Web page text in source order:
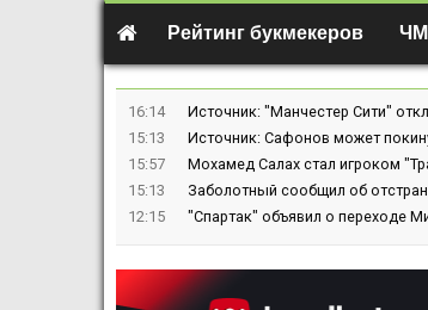
Рейтинг букмекеров
16:14
Источник: "Манчестер Сити"
15:13
Источник: Сафонов может
15:57
Мохамед Салах стал игроком
15:13
Заболотный сообщил об
12:15
"Спартак" объявил о переходе